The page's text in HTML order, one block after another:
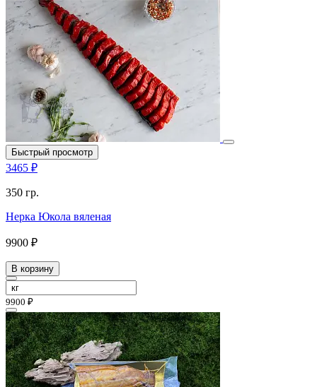
Быстрый просмотр
3465 ₽
350 гр.
Нерка Юкола вяленая
9900 ₽
В корзину
9900 ₽